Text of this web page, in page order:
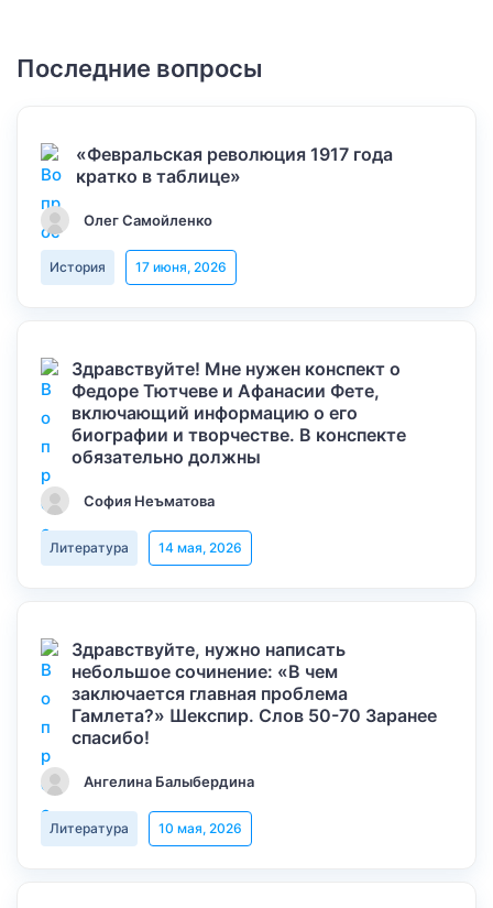
Последние вопросы
«Февральская революция 1917 года
кратко в таблице»
Олег Самойленко
История 17 июня, 2026
Здравствуйте! Мне нужен конспект о
Федоре Тютчеве и Афанасии Фете,
включающий информацию о его
биографии и творчестве. В конспекте
обязательно должны
София Неъматова
Литература 14 мая, 2026
Здравствуйте, нужно написать
небольшое сочинение: «В чем
заключается главная проблема
Гамлета?» Шекспир. Слов 50-70 Заранее
спасибо!
Ангелина Балыбердина
Литература 10 мая, 2026